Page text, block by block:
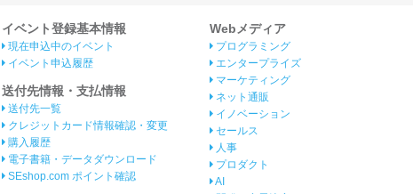
イベント登録基本情報
現在申込中のイベント
イベント申込履歴
送付先情報・支払情報
送付先一覧
クレジットカード情報確認・変更
購入履歴
電子書籍・データダウンロード
SEshop.com ポイント確認
Webメディア
プログラミング
エンタープライズ
マーケティング
ネット通販
イノベーション
セールス
人事
プロダクト
AI